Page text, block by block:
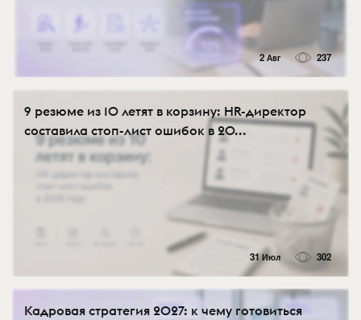
2 Авг 237
9 резюме из 10 летят в корзину: HR-директор
составила стоп-лист ошибок в 20...
31 Июл 302
Кадровая стратегия 2027: к чему готовиться